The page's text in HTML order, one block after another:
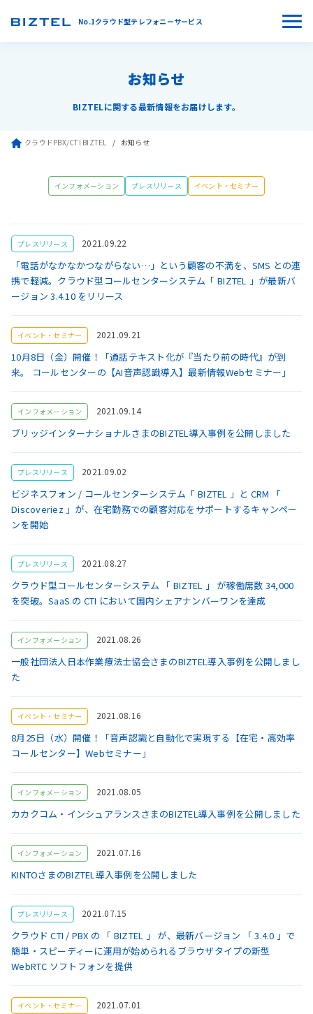
No.1クラウド型テレフォニーサービス
お知らせ
BIZTELに関する最新情報をお届けします。
クラウドPBX/CTI BIZTEL お知らせ
インフォメーション プレスリリース イベント・セミナー
プレスリリース 2021.09.22
「電話がなかなかつながらない…」という顧客の不満を、SMS との連
携で軽減。クラウド型コールセンターシステム「 BIZTEL 」が最新バ
ージョン 3.4.10 をリリース
イベント・セミナー 2021.09.21
10月8日（金）開催！「通話テキスト化が『当たり前の時代』が到
来。 コールセンターの【AI音声認識導入】最新情報Webセミナー」
インフォメーション 2021.09.14
ブリッジインターナショナルさまのBIZTEL導入事例を公開しました
プレスリリース 2021.09.02
ビジネスフォン / コールセンターシステム「 BIZTEL 」と CRM 「
Discoveriez 」が、在宅勤務での顧客対応をサポートするキャンペー
ンを開始
プレスリリース 2021.08.27
クラウド型コールセンターシステム 「 BIZTEL 」 が稼働席数 34,000
を突破。SaaS の CTI において国内シェアナンバーワンを達成
インフォメーション 2021.08.26
一般社団法人日本作業療法士協会さまのBIZTEL導入事例を公開しまし
た
イベント・セミナー 2021.08.16
8月25日（水）開催！「音声認識と自動化で実現する【在宅・高効率
コールセンター】Webセミナー」
インフォメーション 2021.08.05
カカクコム・インシュアランスさまのBIZTEL導入事例を公開しました
インフォメーション 2021.07.16
KINTOさまのBIZTEL導入事例を公開しました
プレスリリース 2021.07.15
クラウド CTI / PBX の 「 BIZTEL 」 が、最新バージョン 「 3.4.0 」で
簡単・スピーディーに運用が始められるブラウザタイプの新型
WebRTC ソフトフォンを提供
イベント・セミナー 2021.07.01